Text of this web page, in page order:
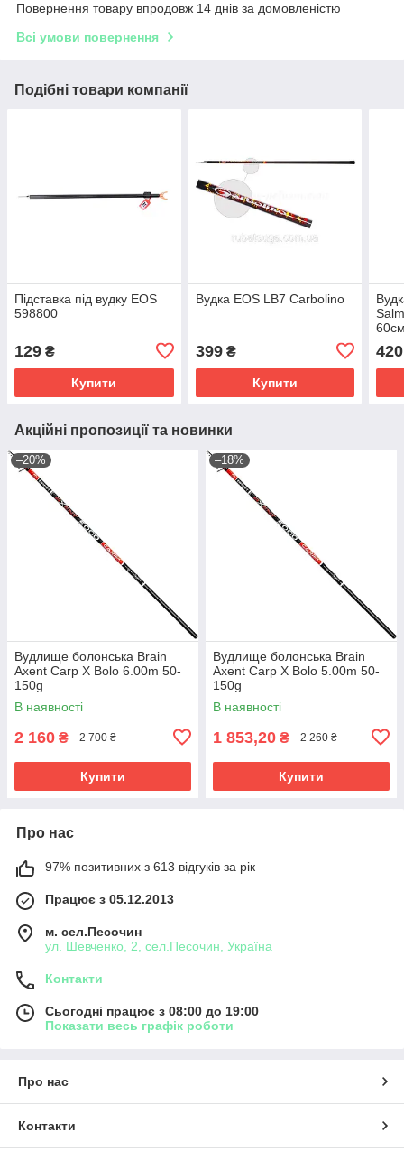
Повернення товару впродовж 14 днів за домовленістю
Всі умови повернення
Подібні товари компанії
Підставка під вудку EOS
598800
129 ₴
Купити
Вудка EOS LB7 Carbolino
399₴
Купити
420
Акційні пропозиції та новинки
–20%
Вудлище болонська Brain
Axent Carp X Bolo 6.00m 50-
150g
В наявності
2 160 ₴ 2 700 ₴
Купити
–18%
Вудлище болонська Brain
Axent Carp X Bolo 5.00m 50-
150g
В наявності
1 853,20 ₴ 2 260 ₴
Купити
Про нас
97% позитивних з 613 відгуків за рік
Працює з 05.12.2013
м. сел.Песочин
ул. Шевченко, 2, сел.Песочин, Україна
Контакти
Сьогодні працює з 08:00 до 19:00
Показати весь графік роботи
Про нас
Контакти